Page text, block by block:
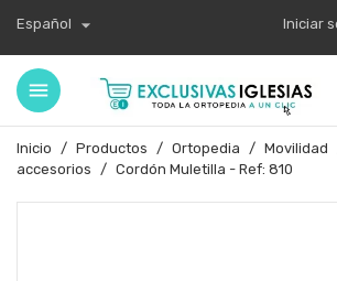
Español  Iniciar
Inicio Productos Ortopedia Movilidad
accesorios
Cordón Muletilla - Ref: 810